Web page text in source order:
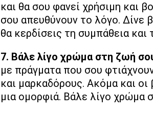
και θα σου φανεί χρήσιμη και
σου απευθύνουν το λόγο. Δίνε
θα κερδίσεις τη συμπάθεια
7. Βάλε λίγο χρώμα στη ζωή
με πράγματα που σου
και μαρκαδόρους. Ακόμα και
μια ομορφιά. Βάλε λίγο χρώμα